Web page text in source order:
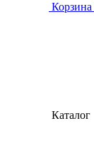
Корзина
Каталог